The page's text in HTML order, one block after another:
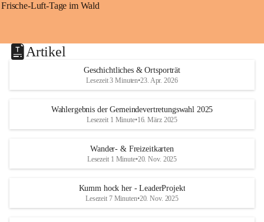
Frische-Luft-Tage im Wald
Artikel
Geschichtliches & Ortsporträt
Lesezeit 3 Minuten•23. Apr. 2026
Wahlergebnis der Gemeindevertretungswahl 2025
Lesezeit 1 Minute•16. März 2025
Wander- & Freizeitkarten
Lesezeit 1 Minute•20. Nov. 2025
Kumm hock her - LeaderProjekt
Lesezeit 7 Minuten•20. Nov. 2025